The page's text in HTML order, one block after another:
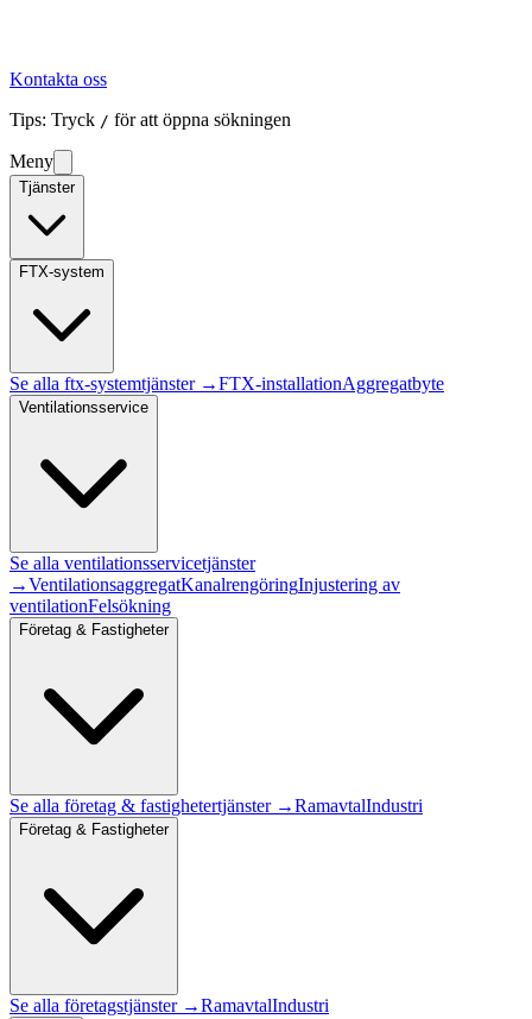
Kontakta oss
Tips: Tryck / för att öppna sökningen
Meny
Tjänster
FTX-system
Se alla ftx-systemtjänster →FTX-installationAggregatbyte
Ventilationsservice
Se alla ventilationsservicetjänster
→VentilationsaggregatKanalrengöringInjustering av
ventilationFelsökning
Företag & Fastigheter
Se alla företag & fastighetertjänster →RamavtalIndustri
Företag & Fastigheter
Se alla företagstjänster →RamavtalIndustri